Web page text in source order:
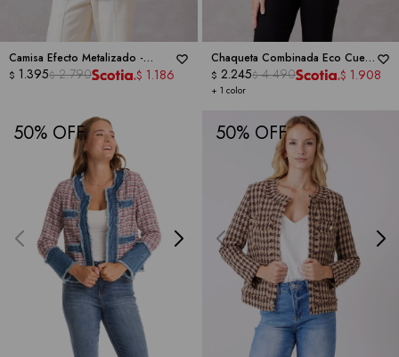
Camisa Efecto Metalizado -
NANETTE
$ 1.395$ 2.790 $ 1.186
Chaqueta Combinada Eco Cuero
- NANETTE
+ 1 color
$ 2.245$ 4.490 $ 1.908
50 50